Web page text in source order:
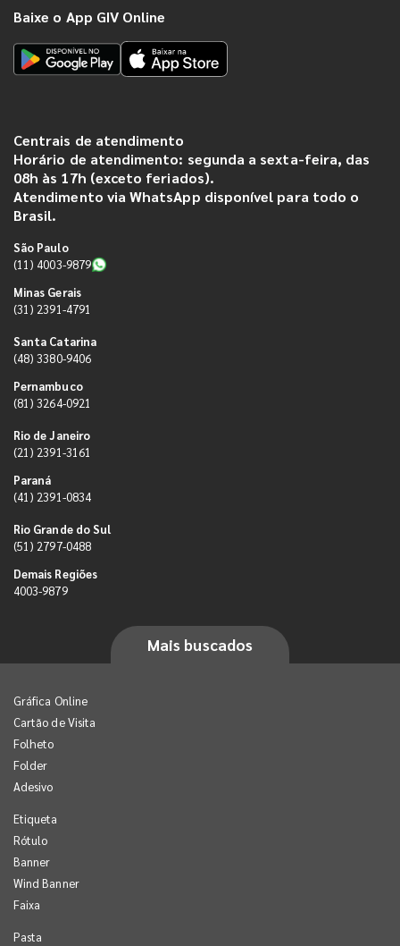
Baixe o App GIV Online
Centrais de atendimento
Horário de atendimento: segunda a sexta-feira, das
08h às 17h (exceto feriados).
Atendimento via WhatsApp disponível para todo o
Brasil.
São Paulo
(11) 4003-9879
Minas Gerais
(31) 2391-4791
Santa Catarina
(48) 3380-9406
Pernambuco
(81) 3264-0921
Rio de Janeiro
(21) 2391-3161
Paraná
(41) 2391-0834
Rio Grande do Sul
(51) 2797-0488
Demais Regiões
4003-9879
Mais buscados
Gráfica Online
Cartão de Visita
Folheto
Folder
Adesivo
Etiqueta
Rótulo
Banner
Wind Banner
Faixa
Pasta